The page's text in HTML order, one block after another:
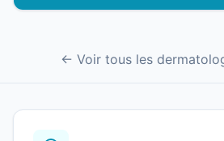
← Voir tous les